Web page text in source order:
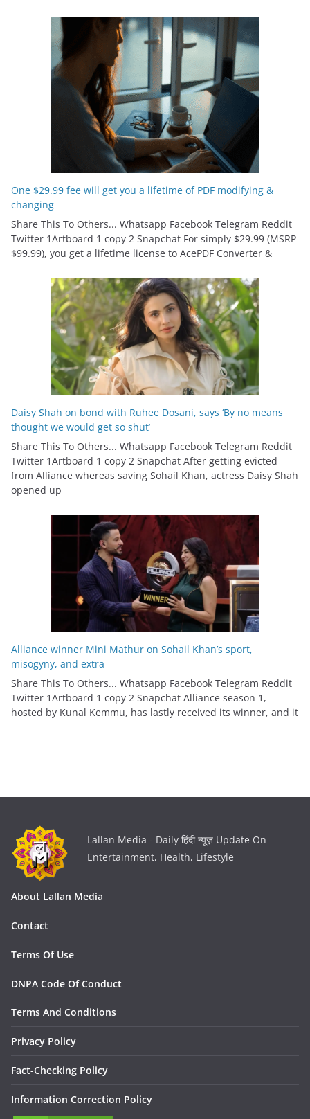
One $29.99 fee will get you a lifetime of PDF modifying &
changing
Share This To Others... Whatsapp Facebook Telegram Reddit
Twitter 1Artboard 1 copy 2 Snapchat For simply $29.99 (MSRP
$99.99), you get a lifetime license to AcePDF Converter &
Daisy Shah on bond with Ruhee Dosani, says ‘By no means
thought we would get so shut’
Share This To Others... Whatsapp Facebook Telegram Reddit
Twitter 1Artboard 1 copy 2 Snapchat After getting evicted
from Alliance whereas saving Sohail Khan, actress Daisy Shah
opened up
Alliance winner Mini Mathur on Sohail Khan’s sport,
misogyny, and extra
Share This To Others... Whatsapp Facebook Telegram Reddit
Twitter 1Artboard 1 copy 2 Snapchat Alliance season 1,
hosted by Kunal Kemmu, has lastly received its winner, and it
Lallan Media - Daily हिंदी न्यूज़ Update On
Entertainment, Health, Lifestyle
About Lallan Media
Contact
Terms Of Use
DNPA Code Of Conduct
Terms And Conditions
Privacy Policy
Fact-Checking Policy
Information Correction Policy